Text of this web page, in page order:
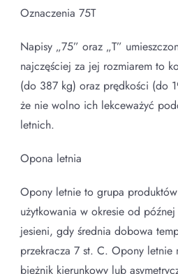
Oznaczenia 75T
Napisy „75” oraz „T”
najczęściej za jej rozmiarem to
(do 387 kg) oraz prędkości (do
że nie wolno ich lekceważyć
letnich.
Opona letnia
Opony letnie to grupa
użytkowania w okresie od
jesieni, gdy średnia dobowa
przekracza 7 st. C. Opony letnie
bieżnik kierunkowy lub